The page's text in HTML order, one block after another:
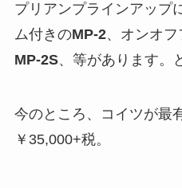
プリアンプラインアップ
ム付きのMP-2、オンオフ
MP-2S、等があります。
今のところ、コイツが最
￥35,000+税。